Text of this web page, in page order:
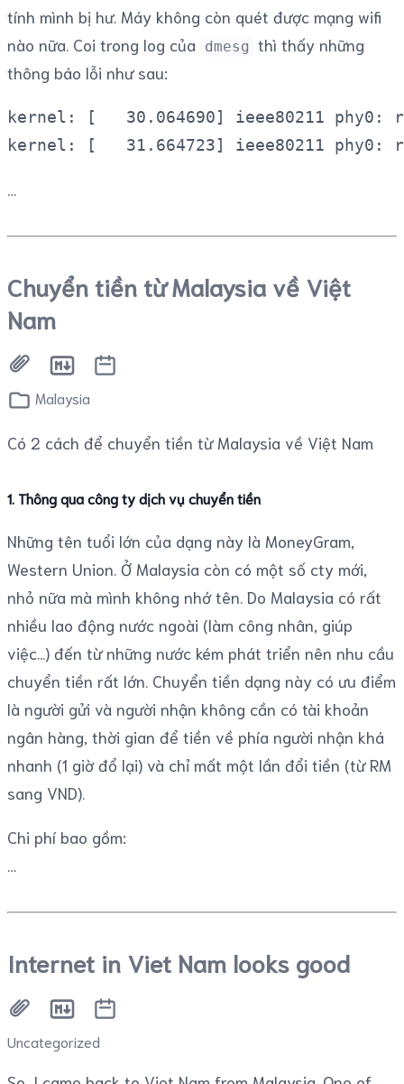
tính mình bị hư. Máy không còn quét được mạng wifi
nào nữa. Coi trong log của
dmesg thì thấy những
thông báo lỗi như sau:
kernel: [   30.064690] ieee80211 phy0:
Chuyển tiền từ Malaysia về Việt
Nam
Malaysia
Có 2 cách để chuyển tiền từ Malaysia về Việt Nam
1. Thông qua công ty dịch vụ chuyển tiền
Những tên tuổi lớn của dạng này là MoneyGram,
Western Union. Ở Malaysia còn có một số cty mới,
nhỏ nữa mà mình không nhớ tên. Do Malaysia có rất
nhiều lao động nước ngoài (làm công nhân, giúp
việc...) đến từ những nước kém phát triển nên nhu cầu
chuyển tiền rất lớn. Chuyển tiền dạng này có ưu điểm
là người gửi và người nhận không cần có tài khoản
ngân hàng, thời gian để tiền về phía người nhận khá
nhanh (1 giờ đổ lại) và chỉ mất một lần đổi tiền (từ RM
sang VND).
Chi phí bao gồm:
Internet in Viet Nam looks good
Uncategorized